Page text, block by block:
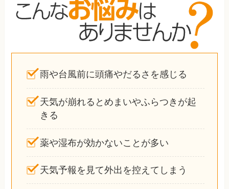
雨や台風前に頭痛やだるさを感じる
天気が崩れるとめまいやふらつきが起
きる
薬や湿布が効かないことが多い
天気予報を見て外出を控えてしまう